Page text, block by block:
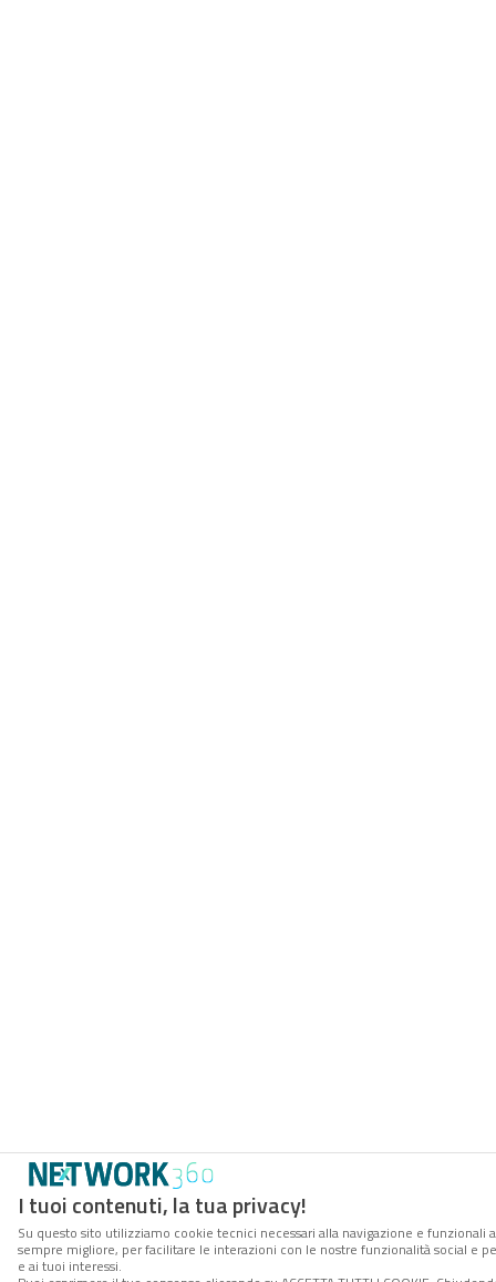
I tuoi contenuti, la tua privacy!
Su questo sito utilizziamo cookie tecnici necessari alla navigazione e
sempre migliore, per facilitare le interazioni con le nostre funzionalità social e
e ai tuoi interessi.